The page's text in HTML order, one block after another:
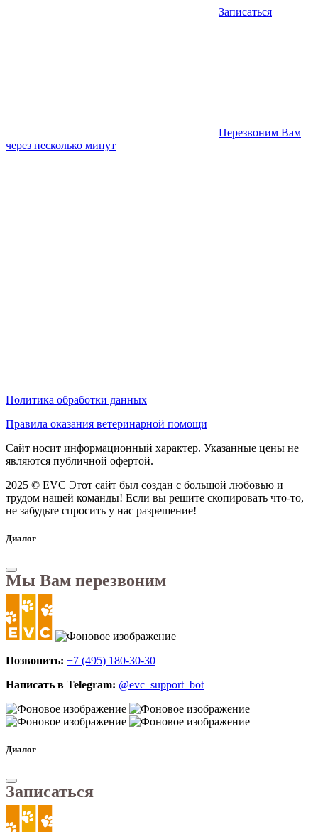
Записаться
Перезвоним Вам
через несколько минут
Политика обработки данных
Правила оказания ветеринарной помощи
Сайт носит информационный характер. Указанные цены не
являются публичной офертой.
2025 © EVC Этот сайт был создан с большой любовью и
трудом нашей команды! Если вы решите скопировать что-то,
не забудьте спросить у нас разрешение!
Диалог
Мы Вам перезвоним
Позвонить: +7 (495) 180-30-30
Написать в Telegram: @evc_support_bot
Диалог
Записаться